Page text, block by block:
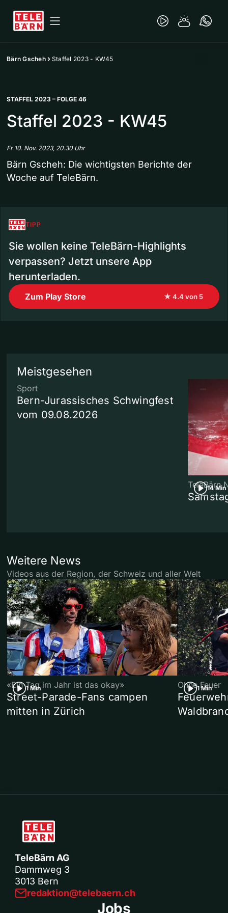
Bärn Gscheh Staffel 2023 - KW45
STAFFEL 2023 – FOLGE 46
Staffel 2023 - KW45
Fr 10. Nov. 2023, 20.30 Uhr
Bärn Gscheh: Die wichtigsten Berichte der
Woche auf TeleBärn.
TIPP
Sie wollen keine TeleBärn-Highlights
verpassen? Jetzt unsere App
herunterladen.
Zum Play Store ★ 4.4 von 5
Meistgesehen
Sport
Bern-Jurassisches Schwingfest
vom 09.08.2026
14 Min
TeleBärn
Weitere News
Videos aus der Region, der Schweiz und aller Welt
1 Min
«Ein Tag im Jahr ist das okay»
Street-Parade-Fans campen
mitten in Zürich
1 Min
Ohne Feuer
TeleBärn AG
Dammweg 3
3013 Bern
redaktion@telebaern.ch
Jobs